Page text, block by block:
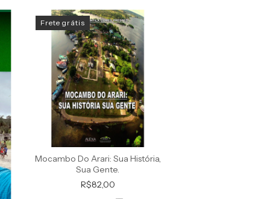
Frete grátis
Mocambo Do Arari: Sua História,
Sua Gente.
R$82,00